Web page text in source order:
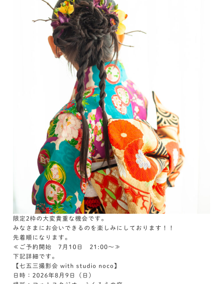
限定2枠の大変貴重な機会です。
みなさまにお会いできるのを楽しみにしております！！
先着順になります。
≪ご予約開始 7月10日 21:00～≫
下記詳細です。
【七五三撮影会 with studio noco】
日時：2026年8月9日（日）